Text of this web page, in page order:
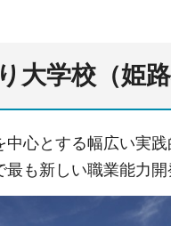
大学校（姫路
中心とする幅広い実
も新しい職業能力